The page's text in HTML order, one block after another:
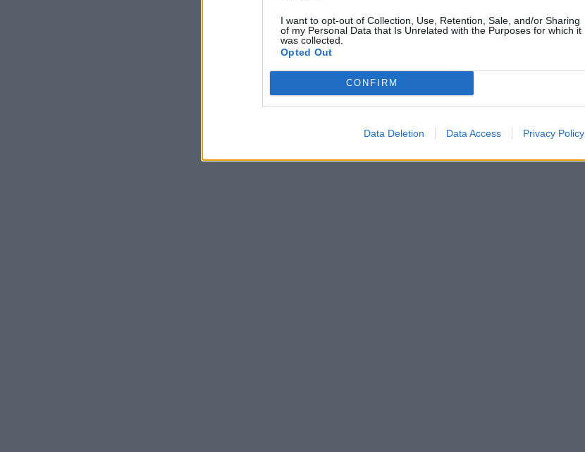
I want to opt-out of Collection, Use, Retention, Sale, and/or Sharing
of my Personal Data that Is Unrelated with the Purposes for which it
was collected.
Opted Out
CONFIRM
Data Deletion Data Access Privacy Policy